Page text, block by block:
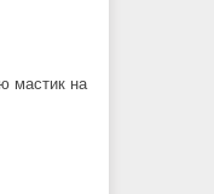
мастик на